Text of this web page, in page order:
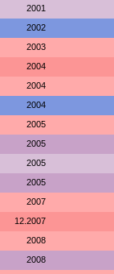
2001
2002
2003
2004
2004
2004
2005
2005
2005
2005
2007
12.2007
2008
2008